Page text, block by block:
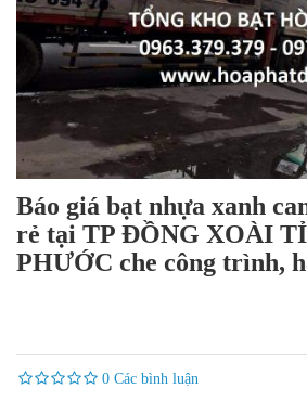
Báo giá bạt nhựa xanh
rẻ tại TP ĐỒNG XOÀI
PHƯỚC che công trình,
0 Các bình luận